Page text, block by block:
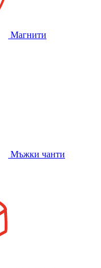
Магнити
Мъжки чанти